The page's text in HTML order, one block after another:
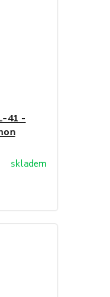
41 -
skladem